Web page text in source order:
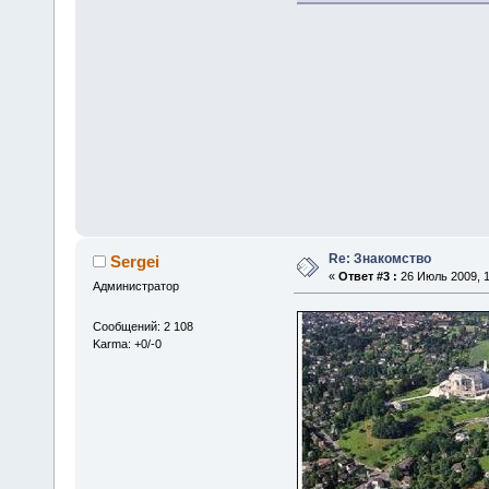
Sergei
Администратор
Сообщений: 2 108
Karma: +0/-0
Re: Знакомство
« Ответ #3 : 26 Июль 2009,